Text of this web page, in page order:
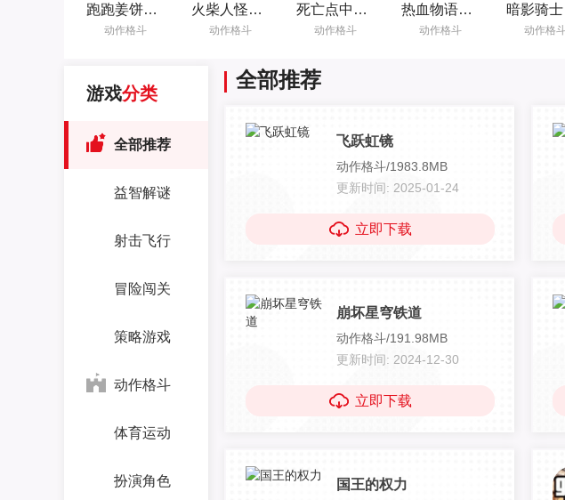
跑跑姜饼人烤箱大逃亡 7.202 安卓版
动作格斗
火柴人怪物进化 0.2 安卓版
动作格斗
死亡点中文版 2.11 安卓版
动作格斗
热血物语手机版 2021.06.15.11 安卓版
动作格斗 动作格
游戏分类
全部推荐
益智解谜
射击飞行
冒险闯关
策略游戏
动作格斗
体育运动
扮演角色
全部推荐
飞跃虹镜
动作格斗/1983.8MB
更新时间: 2025-01-24
立即下载
崩坏星穹铁道
动作格斗/191.98MB
更新时间: 2024-12-30
立即下载
国王的权力